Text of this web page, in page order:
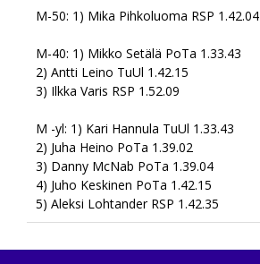
M-50: 1) Mika Pihkoluoma RSP 1.42.04
M-40: 1) Mikko Setälä PoTa 1.33.43
2) Antti Leino TuUl 1.42.15
3) Ilkka Varis RSP 1.52.09
M -yl: 1) Kari Hannula TuUl 1.33.43
2) Juha Heino PoTa 1.39.02
3) Danny McNab PoTa 1.39.04
4) Juho Keskinen PoTa 1.42.15
5) Aleksi Lohtander RSP 1.42.35